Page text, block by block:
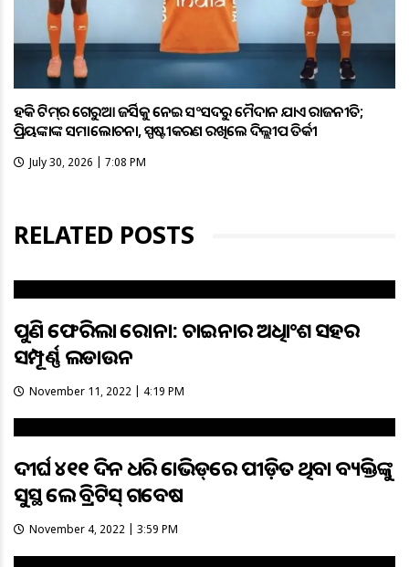
ହକି ଟିମ୍‌ର ଗେରୁଆ ଜର୍ସିକୁ ନେଇ ସଂସଦରୁ ମୈଦାନ ଯାଏଁ ରାଜନୀତି;
ପ୍ରିୟଙ୍କାଙ୍କ ସମାଲୋଚନା, ସ୍ପଷ୍ଟୀକରଣ ରଖିଲେ ଦିଲ୍ଲୀପ ତିର୍କୀ
July 30, 2026 | 7:08 PM
RELATED POSTS
ପୁଣି ଫେରିଲା କରୋନା: ଚାଇନାର ଅଧିକାଂଶ ସହର
ସମ୍ପୂର୍ଣ୍ଣ ଲକଡାଉନ
November 11, 2022 | 4:19 PM
ଦୀର୍ଘ ୪୧୧ ଦିନ ଧରି କୋଭିଡ୍‌ରେ ପୀଡ଼ିତ ଥିବା ବ୍ୟକ୍ତିଙ୍କୁ
ସୁସ୍ଥ କଲେ ବ୍ରିଟିସ୍‌ ଗବେଷକ
November 4, 2022 | 3:59 PM